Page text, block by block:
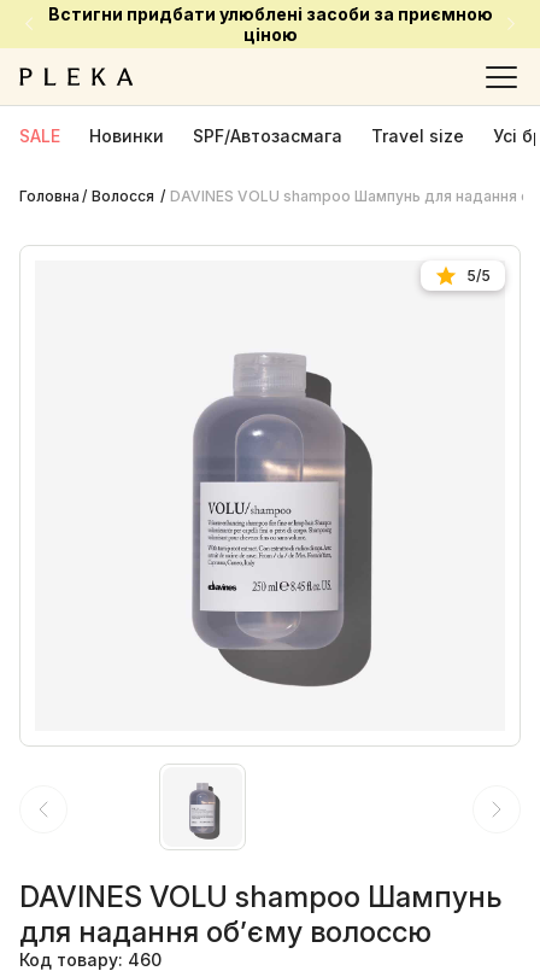
Встигни придбати улюблені засоби за приємною
ціною
SALE Новинки SPF/Автозасмага Travel size Усі
Головна Волосся DAVINES VOLU shampoo Шампунь для надання
5/5
DAVINES VOLU shampoo Шампунь
для надання об’єму волоссю
Код товару: 460